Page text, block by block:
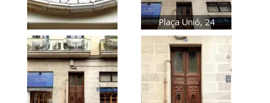
Plaça Unió, 24